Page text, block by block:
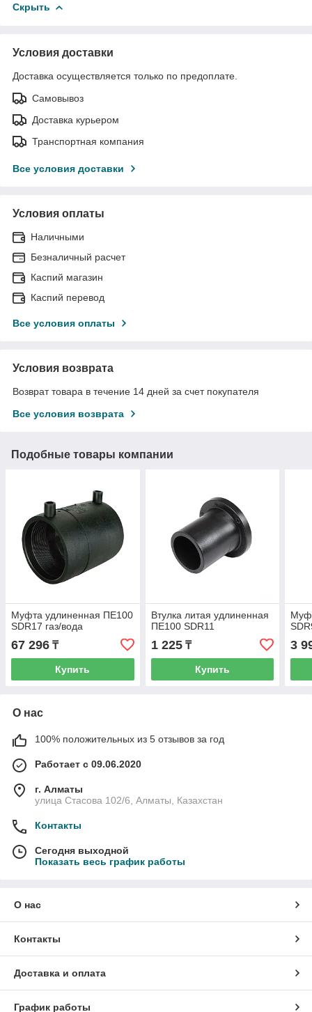
Скрыть
Условия доставки
Доставка осуществляется только по предоплате.
Самовывоз
Доставка курьером
Транспортная компания
Все условия доставки
Условия оплаты
Наличными
Безналичный расчет
Каспий магазин
Каспий перевод
Все условия оплаты
Условия возврата
Возврат товара в течение 14 дней за счет покупателя
Все условия возврата
Подобные товары компании
Муфта удлиненная ПЕ100
SDR17 газ/вода
67 296 ₸
Купить
Втулка литая удлиненная
ПЕ100 SDR11
1 225₸
Купить
3
О нас
100% положительных из 5 отзывов за год
Работает с 09.06.2020
г. Алматы
улица Стасова 102/6, Алматы, Казахстан
Контакты
Сегодня выходной
Показать весь график работы
О нас
Контакты
Доставка и оплата
График работы